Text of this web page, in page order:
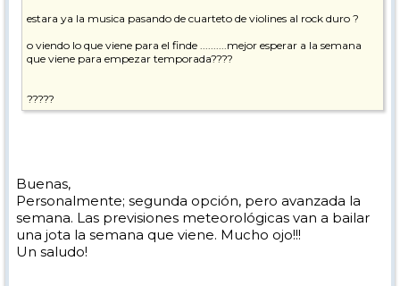
estara ya la musica pasando de cuarteto de violines al rock duro ?
o viendo lo que viene para el finde ..........mejor esperar a la semana
que viene para empezar temporada????
?????
Buenas,
Personalmente; segunda opción, pero avanzada la
semana. Las previsiones meteorológicas van a bailar
una jota la semana que viene. Mucho ojo!!!
Un saludo!